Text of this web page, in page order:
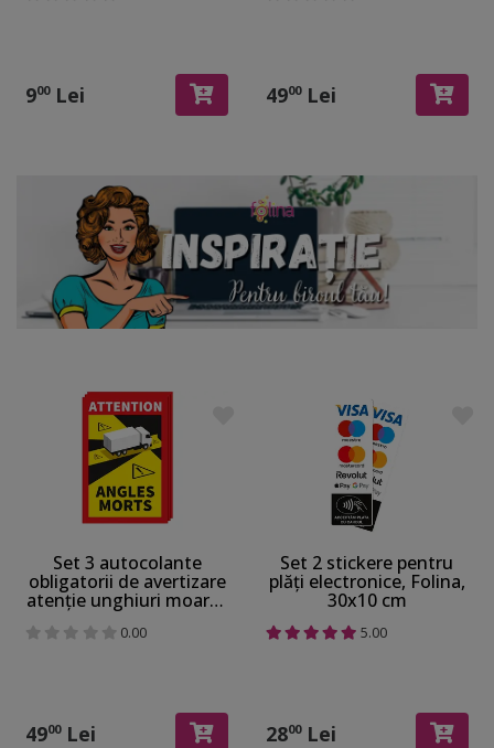
900Lei 4900Lei
Set 3 autocolante
obligatorii de avertizare
atenție unghiuri moarte
FR pentru siguranța
rutieră, material
0.00
4900Lei
Set 2 stickere pentru
plăți electronice, Folina,
30x10 cm
5.00
2800Lei